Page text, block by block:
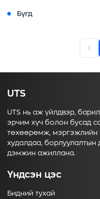
Бүгд
UTS
UTS нь аж үйлдвэр,
эрчим хүч болон бусад
төхөөрөмж, мэргэжлийн
худалдаа, борлуулалтын
дэмжин ажиллана.
Үндсэн цэс
Бидний тухай